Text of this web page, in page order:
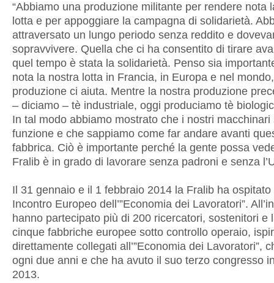
“Abbiamo una produzione militante per rendere nota
lotta e per appoggiare la campagna di solidarietà.
attraversato un lungo periodo senza reddito e
sopravvivere. Quella che ci ha consentito di tirare
quel tempo è stata la solidarietà. Penso sia
nota la nostra lotta in Francia, in Europa e nel
produzione ci aiuta. Mentre la nostra produzione
– diciamo – tè industriale, oggi produciamo tè
In tal modo abbiamo mostrato che i nostri macchinari
funzione e che sappiamo come far andare avanti
fabbrica. Ciò è importante perché la gente possa
Fralib è in grado di lavorare senza padroni e senza
Il 31 gennaio e il 1 febbraio 2014 la Fralib ha ospitato
Incontro Europeo dell’”Economia dei Lavoratori”.
hanno partecipato più di 200 ricercatori, sostenitori e
cinque fabbriche europee sotto controllo operaio,
direttamente collegati all’”Economia dei Lavoratori”,
ogni due anni e che ha avuto il suo terzo congresso
2013.